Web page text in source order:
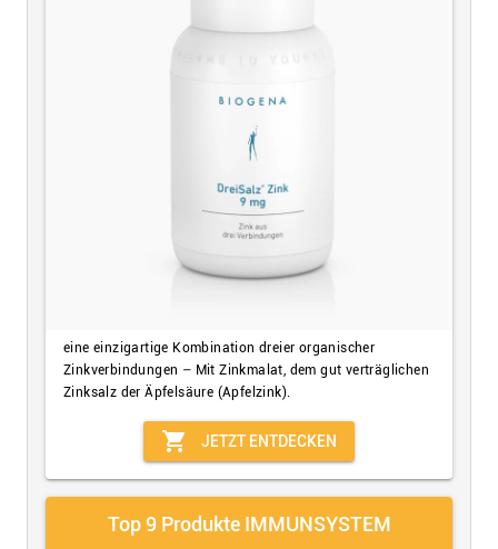
eine einzigartige Kombination dreier organischer
Zinkverbindungen – Mit Zinkmalat, dem gut verträglichen
Zinksalz der Äpfelsäure (Apfelzink).
shopping_cart JETZT ENTDECKEN
Top 9 Produkte IMMUNSYSTEM